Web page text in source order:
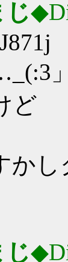
じ
」
ど
か
じ